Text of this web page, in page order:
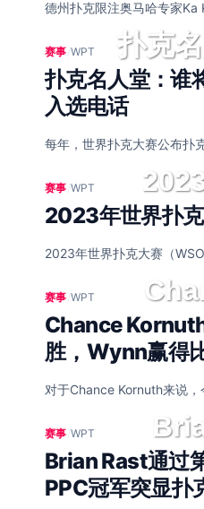
德州扑克限注奥马哈专家
扑克
赛事/WPT
扑克名人堂：谁
入选电话
每年，世界扑克大赛公布扑
赛事/WPT
2023年世界扑
2023年世界扑克大赛（
赛事/WPT
Chance
胜，Wynn赢得
对于Chance Kornuth来说
赛事/WPT
Brian Rast通过
PPC冠军突显扑